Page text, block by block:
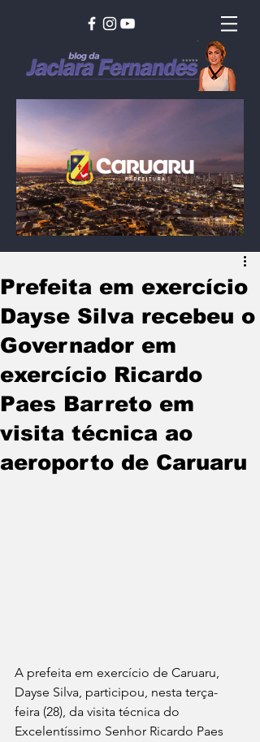
Prefeita em exercício
Dayse Silva recebeu o
Governador em
exercício Ricardo
Paes Barreto em
visita técnica ao
aeroporto de Caruaru
A prefeita em exercício de Caruaru,
Dayse Silva, participou, nesta terça-
feira (28), da visita técnica do
Excelentíssimo Senhor Ricardo Paes